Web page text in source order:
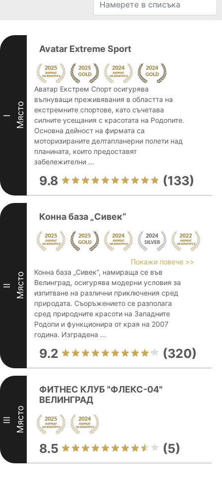
I Място
Avatar Extreme Sport
Аватар Екстрем Спорт осигурява
вълнуващи преживявания в областта на
екстремните спортове, като съчетава
силните усещания с красотата на Родопите.
Основна дейност на фирмата са
моторизираните делтапланерни полети над
планината, които предоставят
забележителни ...
9.8 (133)
II Място
Конна база „Сивек“
Покажи повече >>
Конна база „Сивек“, намираща се във
Велинград, осигурява модерни условия за
изпитване на различни приключения сред
природата. Съоръжението се разполага
сред природните красоти на Западните
Родопи и функционира от края на 2007
година. Изградена ...
9.2 (320)
III Място
ФИТНЕС КЛУБ "ФЛЕКС-04"
ВЕЛИНГРАД
8.5 (5)